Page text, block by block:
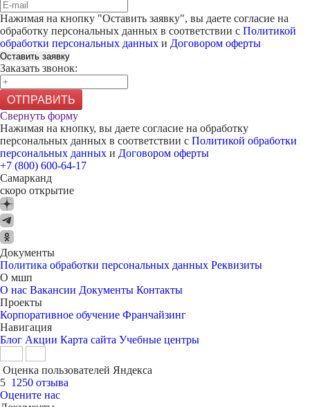
Нажимая на кнопку "Оставить заявку", вы даете согласие на
обработку персональных данных в соответствии с Политикой
обработки персональных данных и Договором оферты
Оставить заявку
Заказать звонок:
ОТПРАВИТЬ
Свернуть форму
Нажимая на кнопку, вы даете согласие на обработку
персональных данных в соответствии с Политикой обработки
персональных данных и Договором оферты
+7 (800) 600-64-17
Самарканд
скоро открытие
Документы
Политика обработки персональных данных Реквизиты
О мшп
О нас Вакансии Документы Контакты
Проекты
Корпоративное обучение Франчайзинг
Навигация
Блог Акции Карта сайта Учебные центры
Оценка пользователей Яндекса
5 1250 отзыва
Оцените нас